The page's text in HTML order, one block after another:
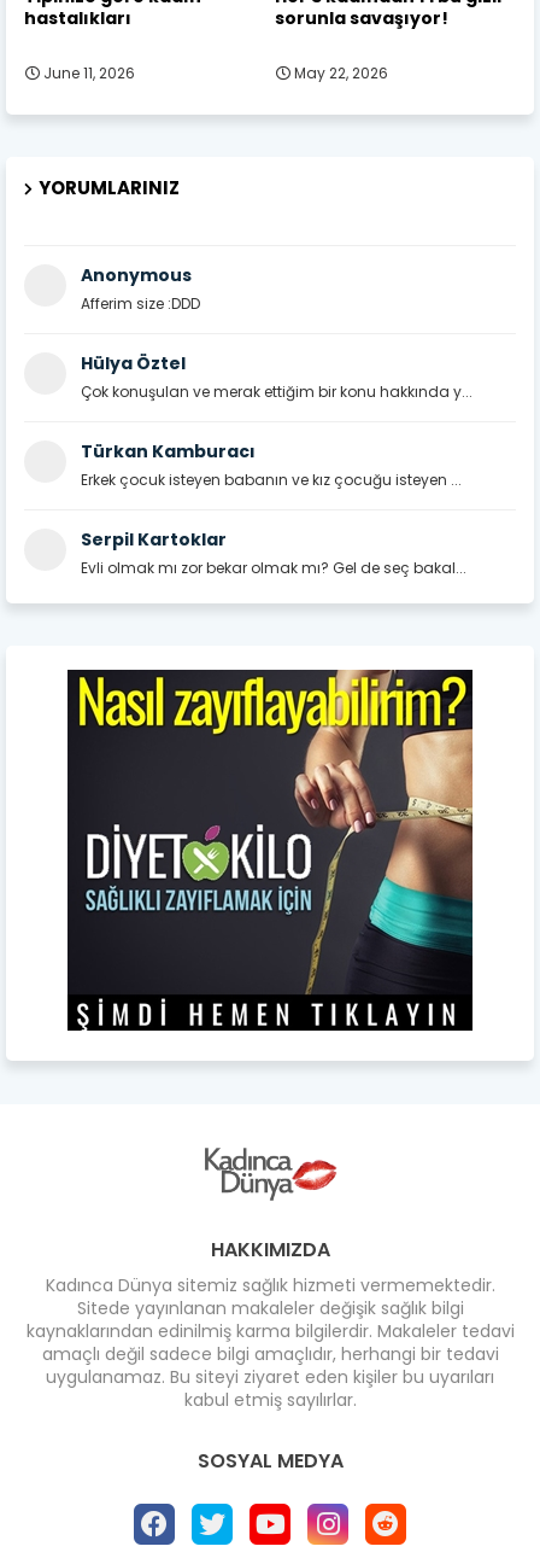
hastalıkları
June 11, 2026
sorunla savaşıyor!
May 22, 2026
YORUMLARINIZ
Anonymous
Afferim size :DDD
Hülya Öztel
Çok konuşulan ve merak ettiğim bir konu hakkında y...
Türkan Kamburacı
Erkek çocuk isteyen babanın ve kız çocuğu isteyen ...
Serpil Kartoklar
Evli olmak mı zor bekar olmak mı? Gel de seç bakal...
HAKKIMIZDA
Kadınca Dünya sitemiz sağlık hizmeti vermemektedir.
Sitede yayınlanan makaleler değişik sağlık bilgi
kaynaklarından edinilmiş karma bilgilerdir. Makaleler tedavi
amaçlı değil sadece bilgi amaçlıdır, herhangi bir tedavi
uygulanamaz. Bu siteyi ziyaret eden kişiler bu uyarıları
kabul etmiş sayılırlar.
SOSYAL MEDYA